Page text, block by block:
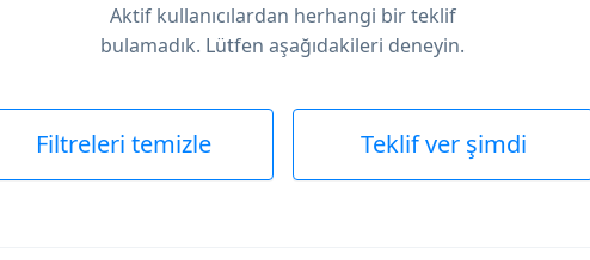
Aktif kullanıcılardan herhangi bir teklif
bulamadık. Lütfen aşağıdakileri deneyin.
Filtreleri temizle Teklif ver şimdi